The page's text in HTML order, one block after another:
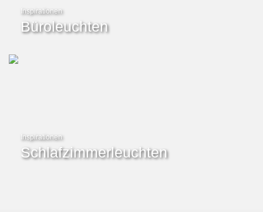
Inspirationen
Büroleuchten
Inspirationen
Schlafzimmerleuchten